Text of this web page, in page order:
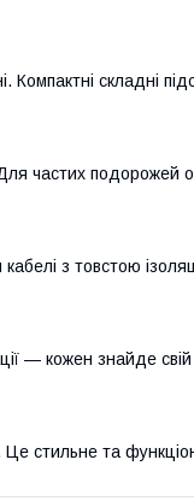
складні
частих подорожей
з товстою
— кожен знайде
Це стильне та